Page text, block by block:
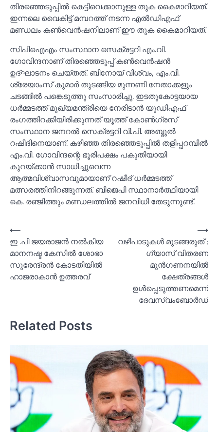
തിരഞ്ഞെടുപ്പില്‍ കെട്ടിവെക്കാനുള്ള തുക കൈമാറിയത്.
ഇന്നലെ വൈകിട്ട് മമ്പറത്ത് നടന്ന എല്‍ഡിഎഫ്
മണ്ഡലം കണ്‍വെൻഷനിലാണ് ഈ തുക കൈമാറിയത്.
സിപിഐഎം സംസ്ഥാന സെക്രട്ടറി എം.വി.
ഗോവിന്ദനാണ് തിരഞ്ഞെടുപ്പ് കണ്‍വെൻഷൻ
ഉദ്ഘാടനം ചെയ്തത്. ബിനോയ് വിശ്വം, എം.വി.
ശ്രേയാംസ് കുമാർ തുടങ്ങിയ മുന്നണി നേതാക്കളും
ചടങ്ങില്‍ പങ്കെടുത്തു സംസാരിച്ചു. ഇടതുകോട്ടയായ
ധർമ്മടത്ത് മുഖ്യമന്ത്രിയെ നേരിടാൻ യുഡിഎഫ്
രംഗത്തിറക്കിയിരിക്കുന്നത് യൂത്ത് കോണ്‍ഗ്രസ്
സംസ്ഥാന ജനറല്‍ സെക്രട്ടറി വി.പി. അബ്ദുല്‍
റഷീദിനെയാണ്. കഴിഞ്ഞ തിരഞ്ഞെടുപ്പില്‍ തളിപ്പറമ്പില്‍
എം.വി. ഗോവിന്ദന്റെ ഭൂരിപക്ഷം പകുതിയായി
കുറയ്ക്കാൻ സാധിച്ചുവെന്ന
ആത്മവിശ്വാസവുമായാണ് റഷീദ് ധർമ്മടത്ത്
മത്സരത്തിനിറങ്ങുന്നത്. ബിജെപി സ്ഥാനാർത്ഥിയായി
കെ. രഞ്ജിത്തും മണ്ഡലത്തില്‍ ജനവിധി തേടുന്നുണ്ട്.
Post
navigation
⟵
ഇ .പി ജയരാജൻ നല്‍കിയ
മാനനഷ്ട കേസില്‍ ശോഭാ
സുരേന്ദ്രൻ കോടതിയില്‍
ഹാജരാകാൻ ഉത്തരവ്
വഴിപാടുകള്‍ മുടങ്ങരുത് ;
ഗ്യാസ് വിതരണ
മുൻഗണനയില്‍
ക്ഷേത്രങ്ങള്‍
ഉള്‍പ്പെടുത്തണമെന്ന്
ദേവസ്വംബോര്‍ഡ്
⟶
Related Posts